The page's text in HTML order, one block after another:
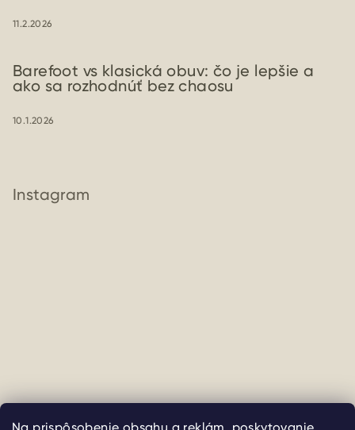
11.2.2026
Barefoot vs klasická obuv: čo je lepšie a
ako sa rozhodnúť bez chaosu
10.1.2026
Instagram
Sledovať na Instagrame